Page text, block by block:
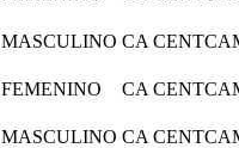
MASCULINO CA
FEMENINO CA
MASCULINO CA